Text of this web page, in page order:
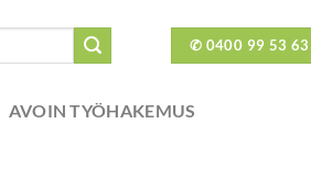
✆ 0400 99 53 63
AVOIN TYÖHAKEMUS